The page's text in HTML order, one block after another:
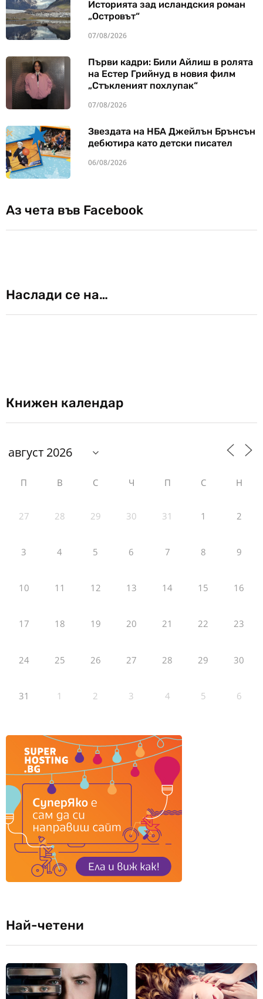
Историята зад исландския роман
„Островът“
07/08/2026
Първи кадри: Били Айлиш в ролята
на Естер Грийнуд в новия филм
„Стъкленият похлупак“
07/08/2026
Звездата на НБА Джейлън Брънсън
дебютира като детски писател
06/08/2026
Аз чета във Facebook
Наслади се на…
Книжен календар
П В С Ч П С Н
27 28 29 30 31 1 2
3 4 5 6 7 8 9
10 11 12 13 14 15 16
17 18 19 20 21 22 23
24 25 26 27 28 29 30
31 1 2 3 4 5 6
Най-четени